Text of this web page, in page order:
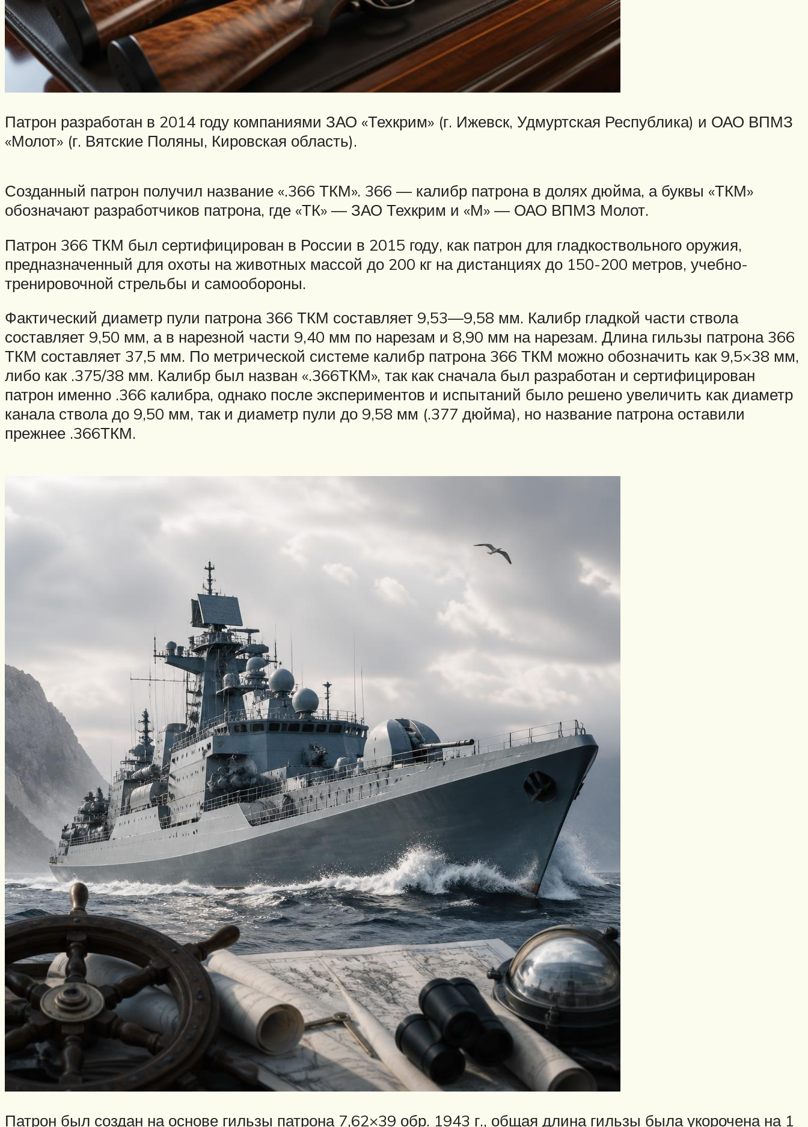
Патрон разработан в 2014 году компаниями ЗАО «Техкрим» (г. Ижевск, Удмуртская Республика) и ОАО ВПМЗ
«Молот» (г. Вятские Поляны, Кировская область).
Созданный патрон получил название «.366 ТКМ». 366 — калибр патрона в долях дюйма, а буквы «ТКМ»
обозначают разработчиков патрона, где «ТК» — ЗАО Техкрим и «М» — ОАО ВПМЗ Молот.
Патрон 366 ТКМ был сертифицирован в России в 2015 году, как патрон для гладкоствольного оружия,
предназначенный для охоты на животных массой до 200 кг на дистанциях до 150-200 метров, учебно-
тренировочной стрельбы и самообороны.
Фактический диаметр пули патрона 366 ТКМ составляет 9,53—9,58 мм. Калибр гладкой части ствола
составляет 9,50 мм, а в нарезной части 9,40 мм по нарезам и 8,90 мм на нарезам. Длина гильзы патрона 366
ТКМ составляет 37,5 мм. По метрической системе калибр патрона 366 ТКМ можно обозначить как 9,5×38 мм,
либо как .375/38 мм. Калибр был назван «.366ТКМ», так как сначала был разработан и сертифицирован
патрон именно .366 калибра, однако после экспериментов и испытаний было решено увеличить как диаметр
канала ствола до 9,50 мм, так и диаметр пули до 9,58 мм (.377 дюйма), но название патрона оставили
прежнее .366ТКМ.
Патрон был создан на основе гильзы патрона 7,62×39 обр. 1943 г., общая длина гильзы была укорочена на 1